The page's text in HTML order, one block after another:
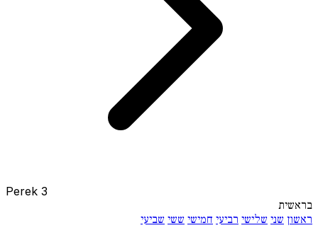
Perek 3
בראשית
ראשון שני שלישי רביעי חמישי ששי שביעי